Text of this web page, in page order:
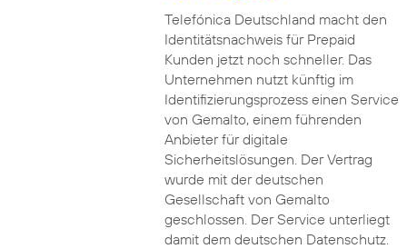
Telefónica Deutschland macht den
Identitätsnachweis für Prepaid
Kunden jetzt noch schneller. Das
Unternehmen nutzt künftig im
Identifizierungsprozess einen Service
von Gemalto, einem führenden
Anbieter für digitale
Sicherheitslösungen. Der Vertrag
wurde mit der deutschen
Gesellschaft von Gemalto
geschlossen. Der Service unterliegt
damit dem deutschen Datenschutz.